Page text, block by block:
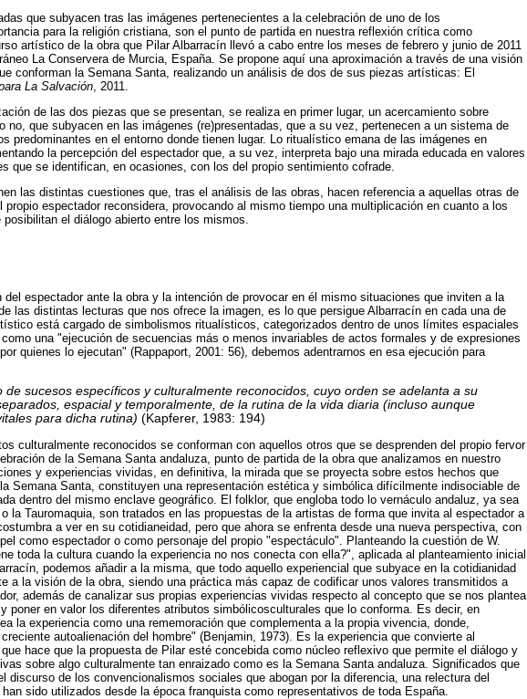
que subyacen tras las imágenes pertenecientes a la celebración de uno de los
para la religión cristiana, son el punto de partida en nuestra reflexión crítica como
artístico de la obra que Pilar Albarracín llevó a cabo entre los meses de febrero y junio de 2011
La Conservera de Murcia, España. Se propone aquí una aproximación a través de una visión
conforman la Semana Santa, realizando un análisis de dos de sus piezas artísticas: El
La Salvación , 2011.
de las dos piezas que se presentan, se realiza en primer lugar, un acercamiento sobre
no, que subyacen en las imágenes (re)presentadas, que a su vez, pertenecen a un sistema de
predominantes en el entorno donde tienen lugar. Lo ritualístico emana de las imágenes en
la percepción del espectador que, a su vez, interpreta bajo una mirada educada en valores
que se identifican, en ocasiones, con los del propio sentimiento cofrade.
las distintas cuestiones que, tras el análisis de las obras, hacen referencia a aquellas otras de
espectador reconsidera, provocando al mismo tiempo una multiplicación en cuanto a los
el diálogo abierto entre los mismos.
del espectador ante la obra y la intención de provocar en él mismo situaciones que inviten a la
las distintas lecturas que nos ofrece la imagen, es lo que persigue Albarracín en cada una de
está cargado de simbolismos ritualísticos, categorizados dentro de unos límites espaciales
una "ejecución de secuencias más o menos invariables de actos formales y de expresiones
quienes lo ejecutan" (Rappaport, 2001: 56), debemos adentrarnos en esa ejecución para
de sucesos específicos y culturalmente reconocidos, cuyo orden se adelanta a su
espacial y temporalmente, de la rutina de la vida diaria (incluso aunque
para dicha rutina) (Kapferer, 1983: 194)
culturalmente reconocidos se conforman con aquellos otros que se desprenden del propio fervor
de la Semana Santa andaluza, punto de partida de la obra que analizamos en nuestro
y experiencias vividas, en definitiva, la mirada que se proyecta sobre estos hechos que
Semana Santa, constituyen una representación estética y simbólica difícilmente indisociable de
dentro del mismo enclave geográfico. El folklor, que engloba todo lo vernáculo andaluz, ya sea
la Tauromaquia, son tratados en las propuestas de la artistas de forma que invita al espectador a
a ver en su cotidianeidad, pero que ahora se enfrenta desde una nueva perspectiva, con
como espectador o como personaje del propio "espectáculo". Planteando la cuestión de W.
toda la cultura cuando la experiencia no nos conecta con ella?", aplicada al planteamiento inicial
podemos añadir a la misma, que todo aquello experiencial que subyace en la cotidianidad
a la visión de la obra, siendo una práctica más capaz de codificar unos valores transmitidos a
además de canalizar sus propias experiencias vividas respecto al concepto que se nos plantea
poner en valor los diferentes atributos simbólicosculturales que lo conforma. Es decir, en
la experiencia como una rememoración que complementa a la propia vivencia, donde,
autoalienación del hombre" (Benjamin, 1973). Es la experiencia que convierte al
hace que la propuesta de Pilar esté concebida como núcleo reflexivo que permite el diálogo y
sobre algo culturalmente tan enraizado como es la Semana Santa andaluza. Significados que
discurso de los convencionalismos sociales que abogan por la diferencia, una relectura del
sido utilizados desde la época franquista como representativos de toda España.